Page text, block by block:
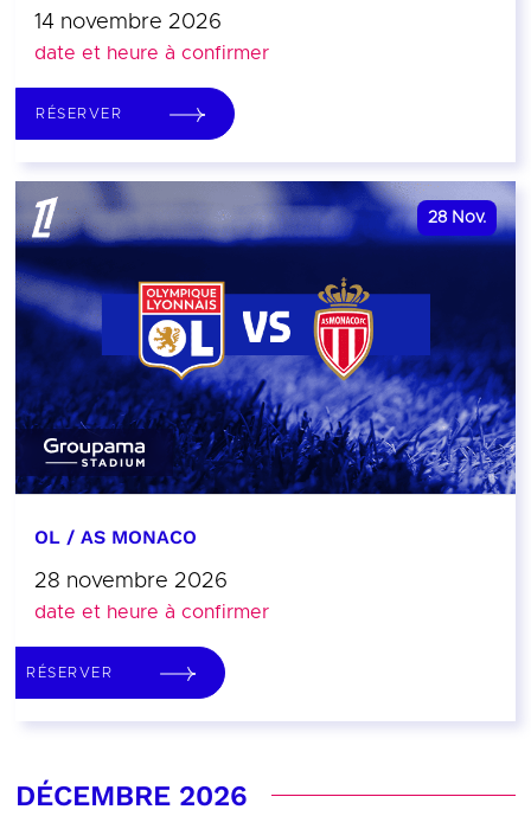
14 novembre 2026
date et heure à confirmer
RÉSERVER
28 Nov.
OL / AS MONACO
28 novembre 2026
date et heure à confirmer
RÉSERVER
DÉCEMBRE 2026